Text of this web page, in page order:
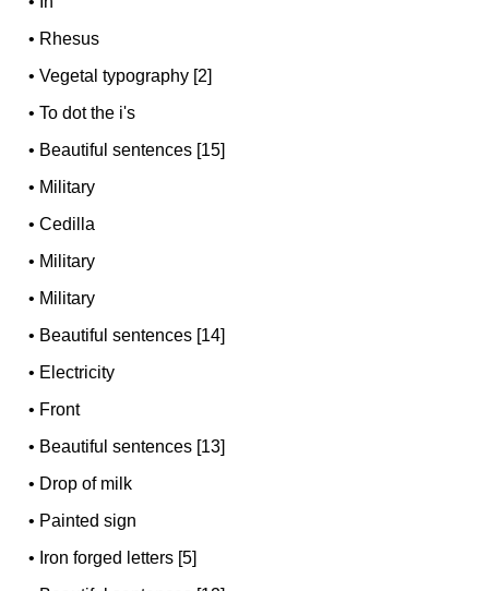
• Rhesus
•Vegetal typography [2]
•To dot the i's
• Beautiful sentences [15]
• Military
•Cedilla
• Military
• Military
• Beautiful sentences [14]
• Electricity
• Front
• Beautiful sentences [13]
• Drop of milk
• Painted sign
• Iron forged letters [5]